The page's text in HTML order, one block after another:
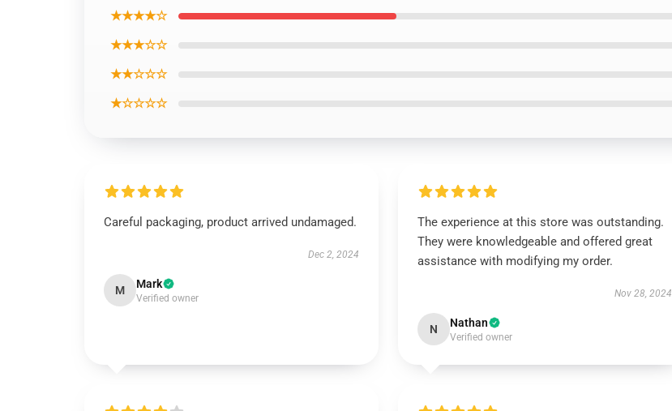
★★★★☆
★★★☆☆
★★☆☆☆
★☆☆☆☆
Careful packaging, product arrived undamaged.
Dec 2, 2024
M Mark
Verified owner
The experience at this store was outstanding.
They were knowledgeable and offered great
assistance with modifying my order.
Nov 28, 2024
N Nathan
Verified owner